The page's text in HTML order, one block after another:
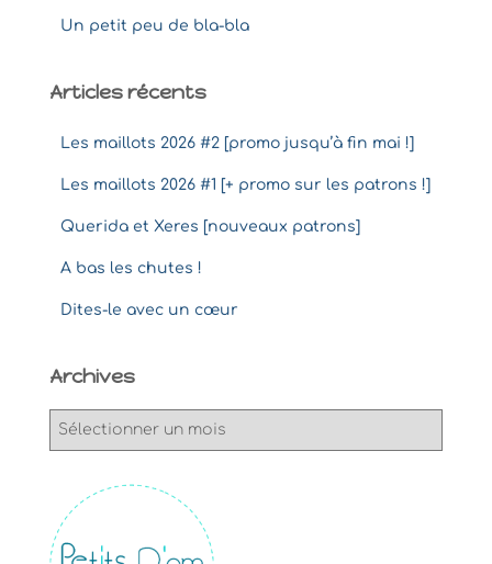
Un petit peu de bla-bla
Articles récents
Les maillots 2026 #2 [promo jusqu’à fin mai !]
Les maillots 2026 #1 [+ promo sur les patrons !]
Querida et Xeres [nouveaux patrons]
A bas les chutes !
Dites-le avec un cœur
Archives
v